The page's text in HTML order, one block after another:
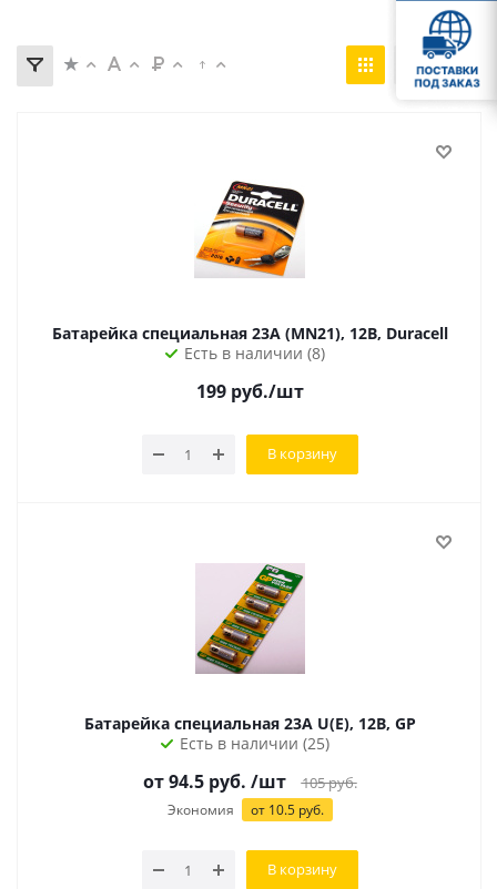
Батарейка специальная 23A (MN21), 12В, Duracell
Есть в наличии (8)
199руб./шт
В корзину
Батарейка специальная 23A U(E), 12В, GP
Есть в наличии (25)
от 94.5 руб. /шт 105руб.
Экономия от 10.5 руб.
В корзину